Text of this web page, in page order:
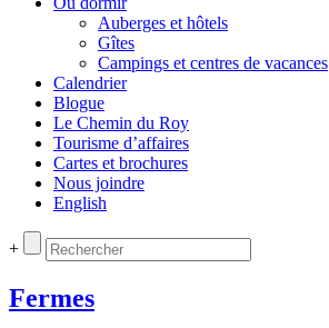
Auberges et hôtels
Gîtes
Campings et centres de vacances
Calendrier
Blogue
Le Chemin du Roy
Tourisme d’affaires
Cartes et brochures
Nous joindre
English
+
Fermes